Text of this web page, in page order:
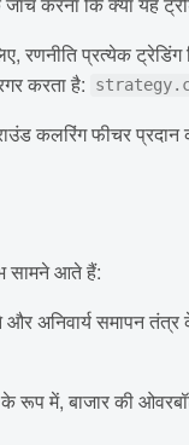
रणनीति प्रत्येक
करता है:
कलरिंग फीचर प्रदान
सामने आते हैं:
अनिवार्य समापन
रूप में, बाजार की